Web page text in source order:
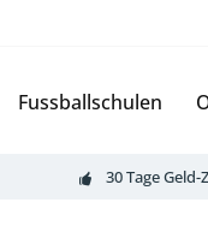
Fussballschulen
30 Tage